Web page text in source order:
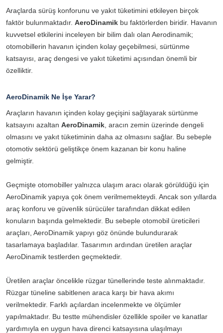
Araçlarda sürüş konforunu ve yakıt tüketimini etkileyen birçok
faktör bulunmaktadır. AeroDinamik bu faktörlerden biridir. Havanın
kuvvetsel etkilerini inceleyen bir bilim dalı olan Aerodinamik;
otomobillerin havanın içinden kolay geçebilmesi, sürtünme
katsayısı, araç dengesi ve yakıt tüketimi açısından önemli bir
özelliktir.
AeroDinamik Ne İşe Yarar?
Araçların havanın içinden kolay geçişini sağlayarak sürtünme
katsayını azaltan AeroDinamik , aracın zemin üzerinde dengeli
olmasını ve yakıt tüketiminin daha az olmasını sağlar. Bu sebeple
otomotiv sektörü geliştikçe önem kazanan bir konu haline
gelmiştir.
Geçmişte otomobiller yalnızca ulaşım aracı olarak görüldüğü için
AeroDinamik yapıya çok önem verilmemekteydi. Ancak son yıllarda
araç konforu ve güvenlik sürücüler tarafından dikkat edilen
konuların başında gelmektedir. Bu sebeple otomobil üreticileri
araçları, AeroDinamik yapıyı göz önünde bulundurarak
tasarlamaya başladılar. Tasarımın ardından üretilen araçlar
AeroDinamik testlerden geçmektedir.
Üretilen araçlar öncelikle rüzgar tünellerinde teste alınmaktadır.
Rüzgar tüneline sabitlenen araca karşı bir hava akımı
verilmektedir. Farklı açılardan incelenmekte ve ölçümler
yapılmaktadır. Bu testte mühendisler özellikle spoiler ve kanatlar
yardımıyla en uygun hava direnci katsayısına ulaşılmayı